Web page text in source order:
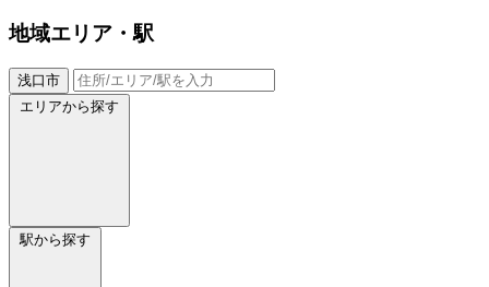
地域エリア・駅
浅口市
エリアから探す
駅から探す